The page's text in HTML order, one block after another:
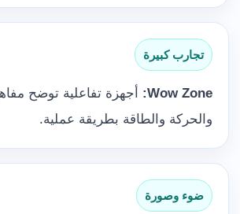
تجارب كبيرة
Wow Zone:
أجهزة تفاعلية توضح
والحركة والطاقة بطريقة عملية.
ضوء وصورة